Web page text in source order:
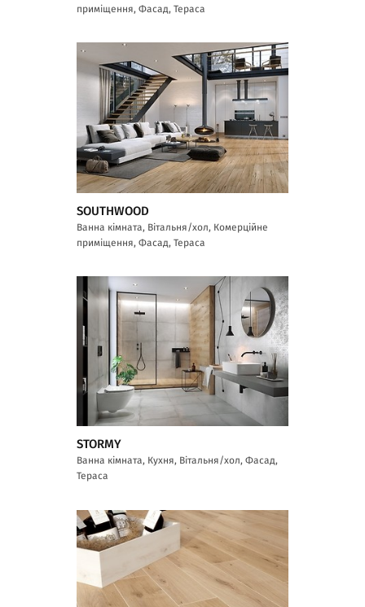
приміщення, Фасад, Тераса
SOUTHWOOD
Ванна кімната, Вітальня/хол, Комерційне
приміщення, Фасад, Тераса
STORMY
Ванна кімната, Кухня, Вітальня/хол, Фасад,
Тераса